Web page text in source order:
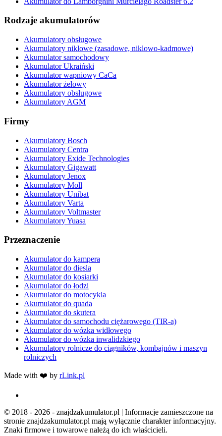
Rodzaje akumulatorów
Akumulatory obsługowe
Akumulatory niklowe (zasadowe, niklowo-kadmowe)
Akumulator samochodowy
Akumulator Ukraiński
Akumulator wapniowy CaCa
Akumulator żelowy
Akumulatory obsługowe
Akumulatory AGM
Firmy
Akumulatory Bosch
Akumulatory Centra
Akumulatory Exide Technologies
Akumulatory Gigawatt
Akumulatory Jenox
Akumulatory Moll
Akumulatory Unibat
Akumulatory Varta
Akumulatory Voltmaster
Akumulatory Yuasa
Przeznaczenie
Akumulator do kampera
Akumulator do diesla
Akumulator do kosiarki
Akumulator do łodzi
Akumulator do motocykla
Akumulator do quada
Akumulator do skutera
Akumulator do samochodu ciężarowego (TIR-a)
Akumulator do wózka widłowego
Akumulator do wózka inwalidzkiego
Akumulatory rolnicze do ciągników, kombajnów i maszyn
rolniczych
Made with ❤️ by rLink.pl
© 2018 - 2026 - znajdzakumulator.pl | Informacje zamieszczone na
stronie znajdzakumulator.pl mają wyłącznie charakter informacyjny.
Znaki firmowe i towarowe należą do ich właścicieli.